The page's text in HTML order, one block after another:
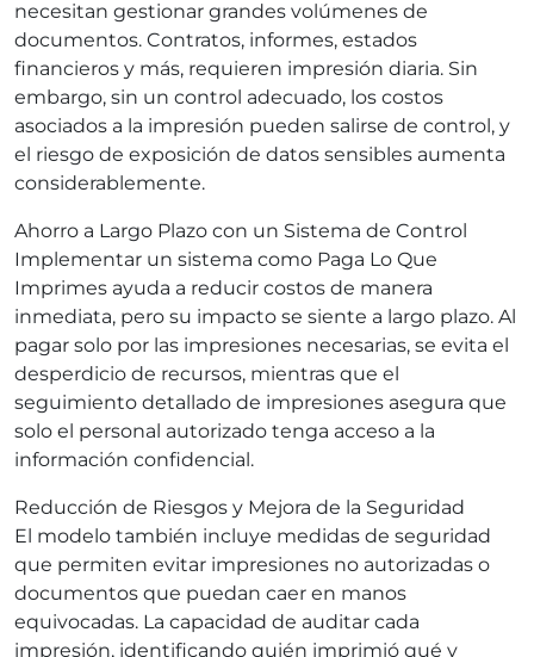
necesitan gestionar grandes volúmenes de
documentos. Contratos, informes, estados
financieros y más, requieren impresión diaria. Sin
embargo, sin un control adecuado, los costos
asociados a la impresión pueden salirse de control, y
el riesgo de exposición de datos sensibles aumenta
considerablemente.
Ahorro a Largo Plazo con un Sistema de Control
Implementar un sistema como Paga Lo Que
Imprimes ayuda a reducir costos de manera
inmediata, pero su impacto se siente a largo plazo. Al
pagar solo por las impresiones necesarias, se evita el
desperdicio de recursos, mientras que el
seguimiento detallado de impresiones asegura que
solo el personal autorizado tenga acceso a la
información confidencial.
Reducción de Riesgos y Mejora de la Seguridad
El modelo también incluye medidas de seguridad
que permiten evitar impresiones no autorizadas o
documentos que puedan caer en manos
equivocadas. La capacidad de auditar cada
impresión, identificando quién imprimió qué y